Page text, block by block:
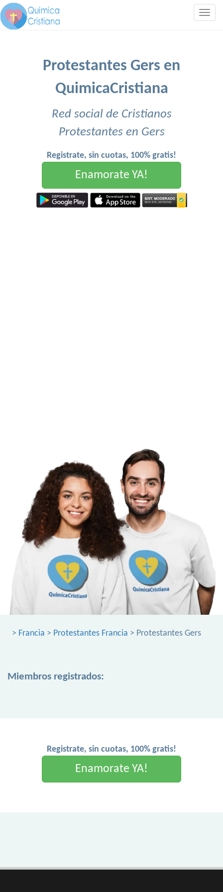
Protestantes Gers en
QuimicaCristiana
Red social de Cristianos
Protestantes en Gers
Registrate, sin cuotas, 100% gratis!
Enamorate YA!
> Francia > Protestantes Francia > Protestantes Gers
Miembros registrados:
Registrate, sin cuotas, 100% gratis!
Enamorate YA!